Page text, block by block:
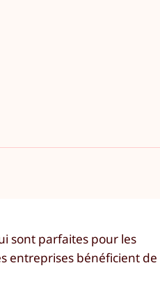
sont parfaites pour les
entreprises bénéficient de